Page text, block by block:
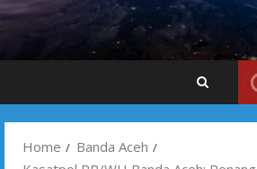
Home
Banda Aceh